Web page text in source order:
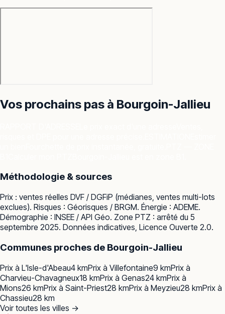
Vos prochains pas à Bourgoin-Jallieu
Méthodologie & sources
Prix : ventes réelles DVF / DGFiP (médianes, ventes multi-lots
exclues). Risques : Géorisques / BRGM. Énergie : ADEME.
Démographie : INSEE / API Géo. Zone PTZ : arrêté du 5
septembre 2025. Données indicatives, Licence Ouverte 2.0.
Communes proches de Bourgoin-Jallieu
Prix à L'Isle-d'Abeau4 kmPrix à Villefontaine9 kmPrix à
Charvieu-Chavagneux18 kmPrix à Genas24 kmPrix à
Mions26 kmPrix à Saint-Priest28 kmPrix à Meyzieu28 kmPrix à
Chassieu28 km
Voir toutes les villes →